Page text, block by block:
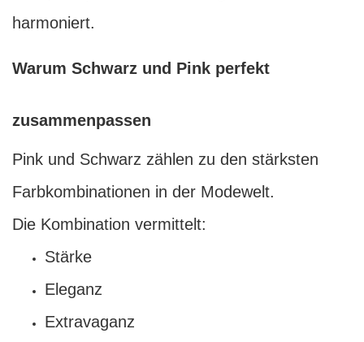
harmoniert.
Warum Schwarz und Pink perfekt
zusammenpassen
Pink und Schwarz zählen zu den stärksten
Farbkombinationen in der Modewelt.
Die Kombination vermittelt:
Stärke
Eleganz
Extravaganz